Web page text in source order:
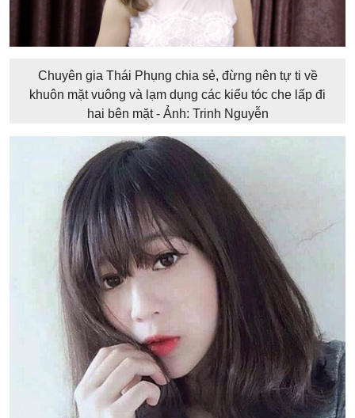
Chuyên gia Thái Phụng chia sẻ, đừng nên tự ti về
khuôn mặt vuông và lạm dụng các kiểu tóc che lấp đi
hai bên mặt - Ảnh: Trinh Nguyễn